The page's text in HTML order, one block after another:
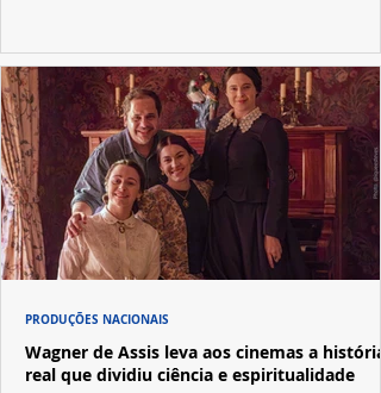
Wagner de Assis leva aos cinemas a história
real que dividiu ciência e espiritualidade
PRODUÇÕES NACIONAIS